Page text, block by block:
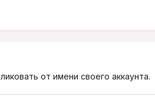
от имени своего аккаунта.